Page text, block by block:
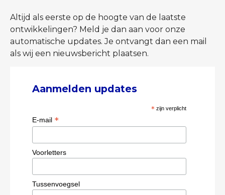
Altijd als eerste op de hoogte van de laatste
ontwikkelingen? Meld je dan aan voor onze
automatische updates. Je ontvangt dan een mail
als wij een nieuwsbericht plaatsen.
Aanmelden updates
* zijn verplicht
E-mail *
Voorletters
Tussenvoegsel